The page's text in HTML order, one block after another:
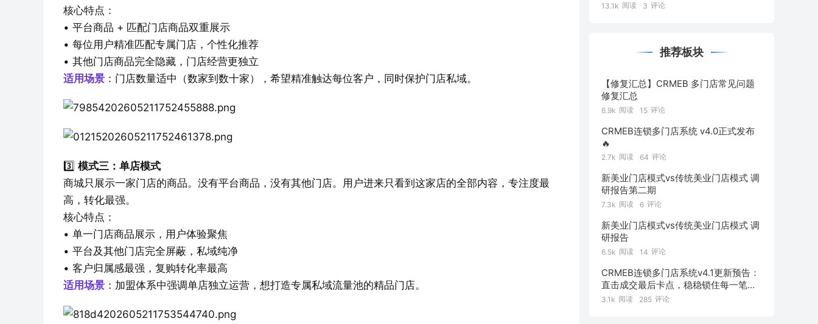
核心特点：
• 平台商品 + 匹配门店商品双重展示
• 每位用户精准匹配专属门店，个性化推荐
• 其他门店商品完全隐藏，门店经营更独立
适用场景 ：门店数量适中（数家到数十家），希望精准触达每位客户，同时保护门店私域。
3️⃣ 模式三：单店模式
商城只展示一家门店的商品。没有平台商品，没有其他门店。用户进来只看到这家店的全部内容，专注度最
高，转化最强。
核心特点：
• 单一门店商品展示，用户体验聚焦
• 平台及其他门店完全屏蔽，私域纯净
• 客户归属感最强，复购转化率最高
适用场景 ：加盟体系中强调单店独立运营，想打造专属私域流量池的精品门店。
13.1k 阅读 3 评论
推荐板块
【修复汇总】CRMEB 多门店常见问题
修复汇总
6.9k 阅读 15 评论
CRMEB连锁多门店系统 v4.0正式发布
🔥
2.7k 阅读 64 评论
新美业门店模式vs传统美业门店模式 调
研报告第二期
7.3k 阅读 6 评论
新美业门店模式vs传统美业门店模式 调
研报告
6.5k 阅读 14 评论
CRMEB连锁多门店系统v4.1更新预告：
直击成交最后卡点，稳稳锁住每一笔订
单！
3.1k 阅读 285 评论